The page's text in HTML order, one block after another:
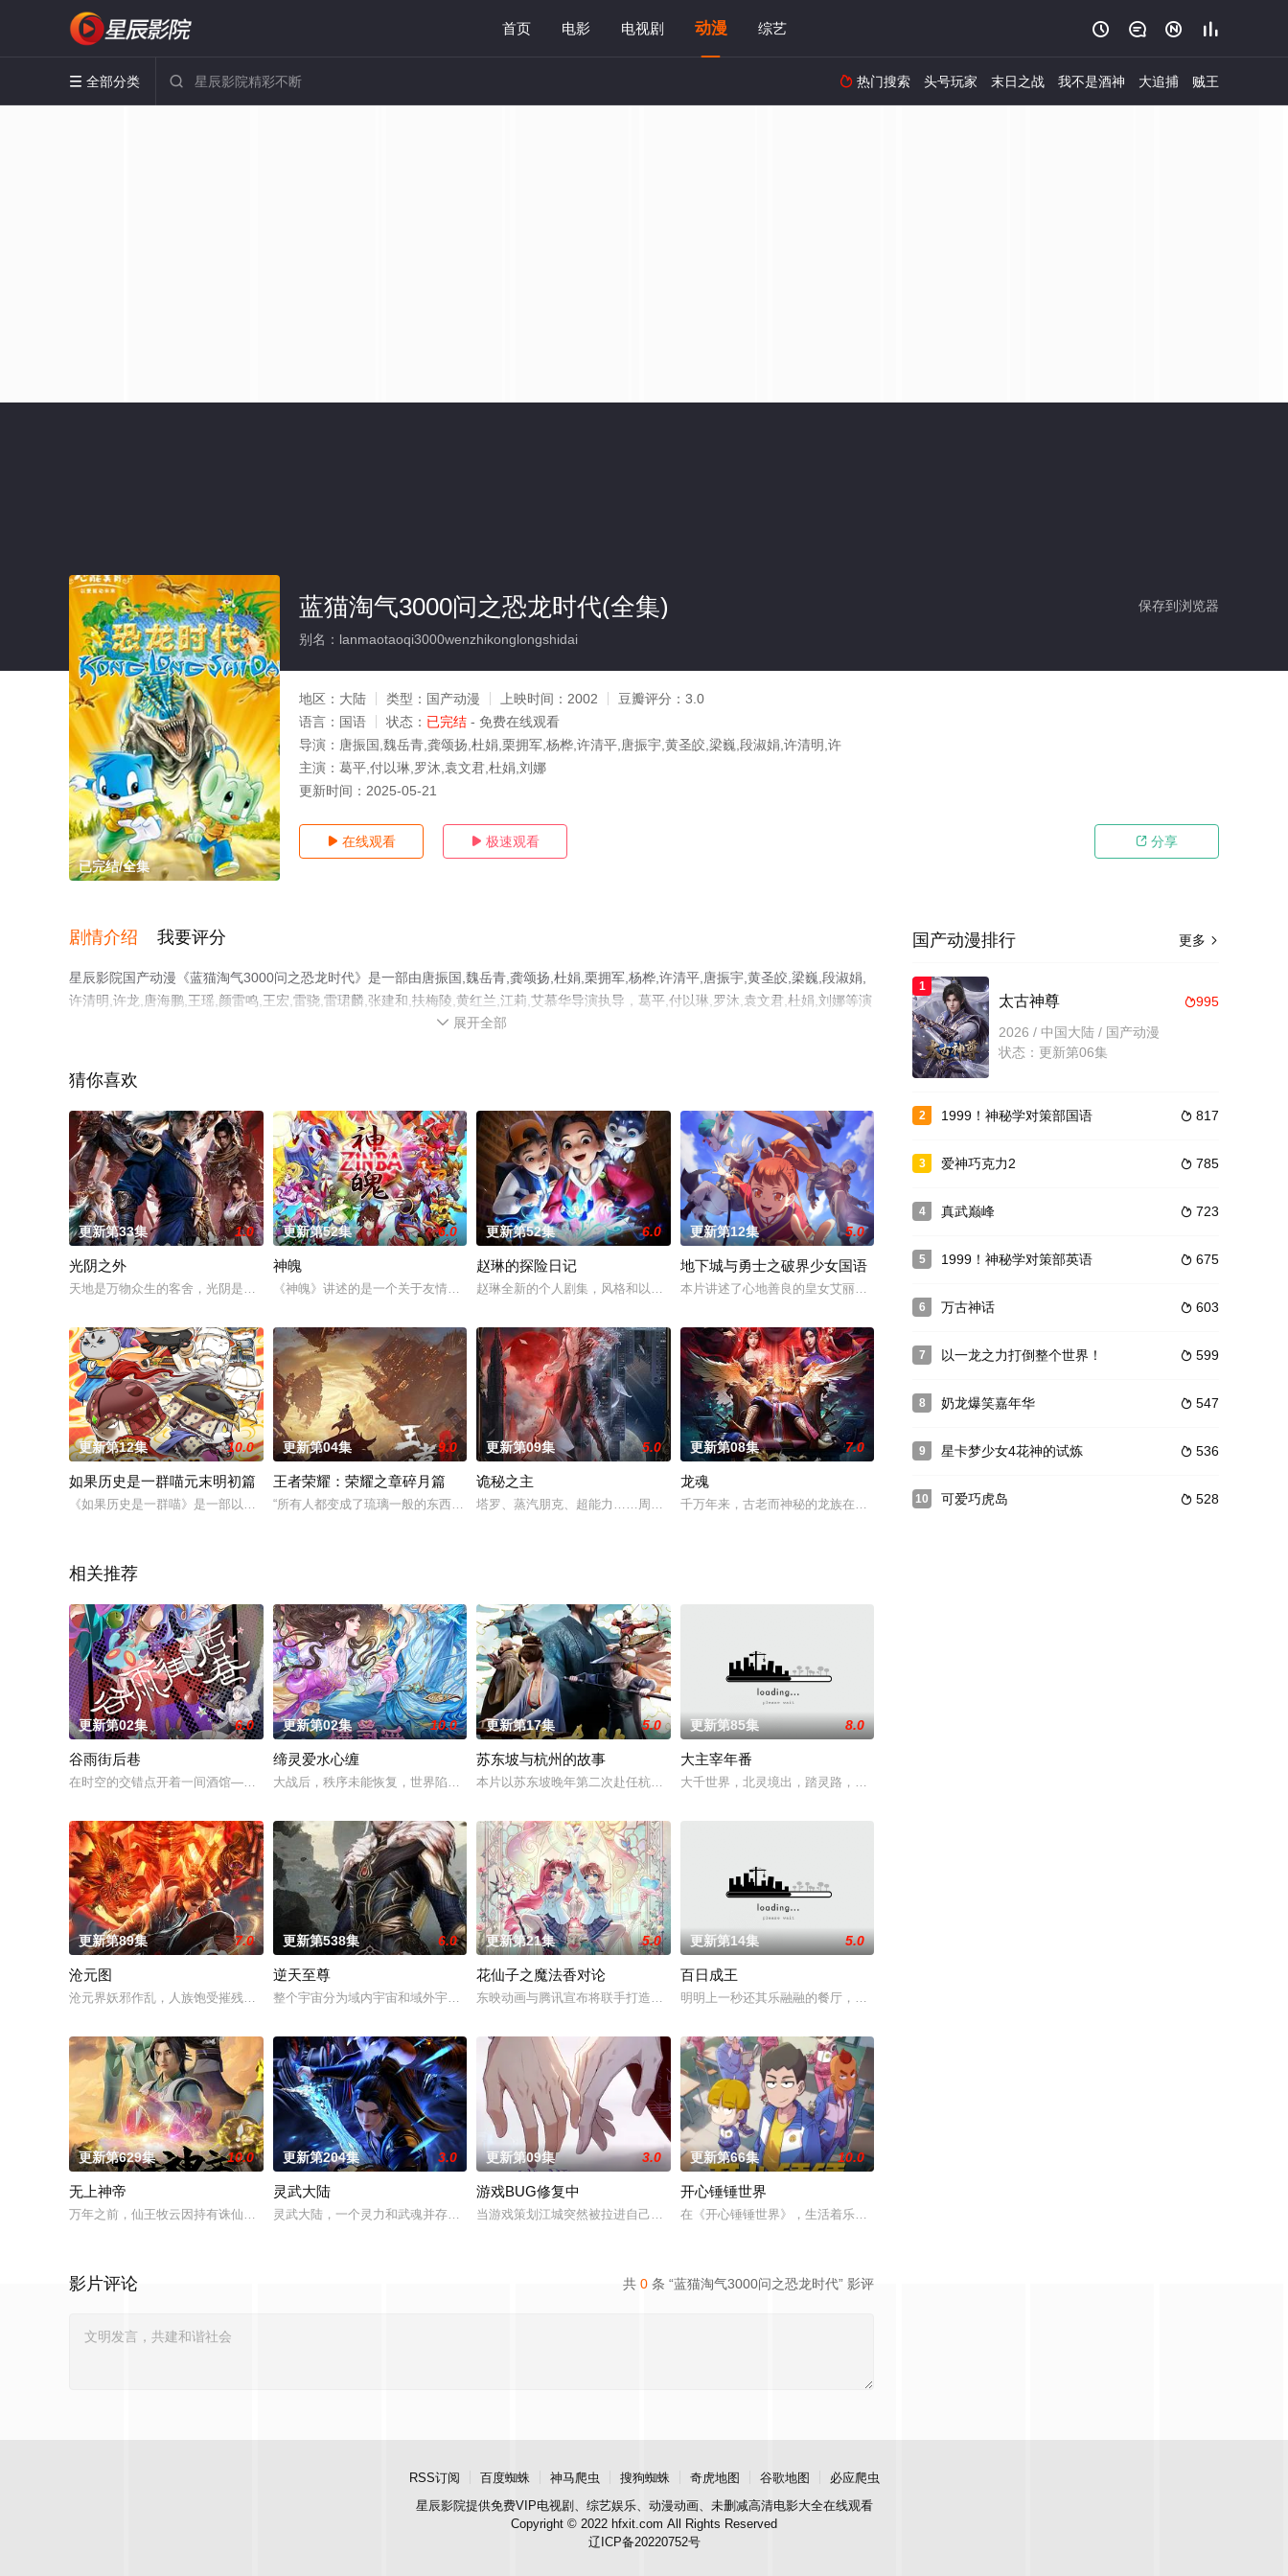
首页 电影 电视剧 动漫 综艺    
 全部分类   热门搜索 头号玩家 末日之战 我不是酒神 大追捕 贼王
已完结/全集
保存到浏览器
蓝猫淘气3000问之恐龙时代(全集)
别名：lanmaotaoqi3000wenzhikonglongshidai
地区： 大陆 类型： 国产动漫 上映时间： 2002 豆瓣评分： 3.0
语言： 国语 状态： 已完结 - 免费在线观看
导演： 唐振国,魏岳青,龚颂扬,杜娟,栗拥军,杨桦,许清平,唐振宇,黄圣皎,梁巍,段淑娟,许清明,许
主演： 葛平,付以琳,罗沐,袁文君,杜娟,刘娜
更新时间： 2025-05-21
 在线观看  极速观看  分享
剧情介绍 我要评分
星辰影院国产动漫《蓝猫淘气3000问之恐龙时代》是一部由唐振国,魏岳青,龚颂扬,杜娟,栗拥军,杨桦,许清平,唐振宇,黄圣皎,梁巍,段淑娟,
许清明,许龙,唐海鹏,王瑶,颜雷鸣,王宏,雷骁,雷珺麟,张建和,扶梅陵,黄红兰,江莉,艾慕华导演执导，葛平,付以琳,罗沐,袁文君,杜娟,刘娜等演
员精彩演绎的大陆动漫，大结局剧情已揭晓（已完结），手机免费观看高清无删减完整版动漫全集就上星辰影视，更多相关信息可移步至
 展开全部
猜你喜欢
更新第33集 1.0
光阴之外
天地是万物众生的客舍，光阴是古往今来的过客。苍天残面张开诡异之眼，所视之处生灵涂炭，化为永恒的禁区。末世之中，因
更新第52集 6.0
神魄
《神魄》讲述的是一个关于友情和勇气的故事。主人公天宇从现实世界被召唤到一个神奇的国度——托里亚国，成为可以和神魄
更新第52集 6.0
赵琳的探险日记
赵琳全新的个人剧集，风格和以前的熊出没剧集完全不同，同时虎妞也会回归。
更新第12集 5.0
地下城与勇士之破界少女国语
本片讲述了心地善良的皇女艾丽婕为了救伙伴从天界跌落到了海底世界阿拉德大陆，由此经历了一系列令她快
更新第12集 10.0
如果历史是一群喵元末明初篇
《如果历史是一群喵》是一部以华夏历史为主线的非严谨萌系动画，作品以风趣幽默的语言对历史事件进行了重新解读，更容易
更新第04集 9.0
王者荣耀：荣耀之章碎月篇
“所有人都变成了琉璃一般的东西，然后他们都消失了……“ 长安惊现幻境危机，各方势力潜滋暗长，马蹄疾乱、剑锋争鸣，
更新第09集 5.0
诡秘之主
塔罗、蒸汽朋克、超能力……周明瑞自异世界而来，加入了这个以疯狂与恐怖为底色的世界，成为了“克莱恩”。
更新第08集 7.0
龙魂
千万年来，古老而神秘的龙族在中土大陆繁衍生息。然而，神界的光魂与暗魂之争，也将龙族牵连其中。龙族
相关推荐
更新第02集 6.0
谷雨街后巷
在时空的交错点开着一间酒馆——谷雨街后巷。 无论城市的角落，还是繁星坠落的荒漠， 穿过现实的迷宫，欢迎光临“谷雨
更新第02集 10.0
缔灵爱水心缠
大战后，秩序未能恢复，世界陷入混乱。混沌从深渊崛起，黑暗如潮水般吞噬大地……缔默完成了命运的蜕变——她不再是被守
更新第17集 5.0
苏东坡与杭州的故事
本片以苏东坡晚年第二次赴任杭州，与老友佛印（一心想将苏东坡渡入佛门）、辽国女粉丝耶律云（原型为高丽使者之子金富轼
更新第85集 8.0
大主宰年番
大千世界，北灵境出，踏灵路，伐罗天，剑斩诛邪永定乾坤，万道争锋吾为主率!
更新第89集 7.0
沧元图
沧元界妖邪作乱，人族饱受摧残，主角孟川自小立下为母复仇的誓言，以镜湖道院为起点，凭借坚毅无畏的心志与利落果决的刀
更新第538集 6.0
逆天至尊
整个宇宙分为域内宇宙和域外宇宙，两个宇宙彼此为敌，域外宇宙由天魔统治，域内宇宙分为神界，仙界，凡间。 在宇宙中，
更新第21集 5.0
花仙子之魔法香对论
东映动画与腾讯宣布将联手打造『花仙子』全新动画
更新第14集 5.0
百日成王
明明上一秒还其乐融融的餐厅，下一秒竟然血流成河……明明是爱民如子的君王下一秒竟然变成嗜血凶兽……“
更新第629集 10.0
无上神帝
万年之前，仙王牧云因持有诛仙图而遭人暗算，残魂沉睡万年之后，在天运大陆南云帝国有名的“废物牧云”身上觉醒。牧云初
更新第204集 3.0
灵武大陆
灵武大陆，一个灵力和武魂并存的世界，灵修一念动山河，武者徒手撕天地。星辰镇昔日天才辰天，十岁后武魂沉寂、灵海枯竭
更新第09集 3.0
游戏BUG修复中
当游戏策划江城突然被拉进自己精心打造的数字世界时，他原本以为能在这片熟悉的地方游刃有余。然而，令他震惊的是，游戏
更新第66集 10.0
开心锤锤世界
在《开心锤锤世界》，生活着乐观善良的少年锤锤和他性格各异的家人朋友们，他们在日常琐事中脑洞大开，
共 0 条 “蓝猫淘气3000问之恐龙时代” 影评
影片评论
更多 
国产动漫排行
1
995
太古神尊
2026 / 中国大陆 / 国产动漫
状态：更新第06集
2  817
1999！神秘学对策部国语
3  785
爱神巧克力2
4  723
真武巅峰
5  675
1999！神秘学对策部英语
6  603
万古神话
7  599
以一龙之力打倒整个世界！
8  547
奶龙爆笑嘉年华
9  536
星卡梦少女4花神的试炼
10  528
可爱巧虎岛
RSS订阅 百度蜘蛛 神马爬虫 搜狗蜘蛛 奇虎地图 谷歌地图
必应爬虫
星辰影院提供免费VIP电视剧、综艺娱乐、动漫动画、未删减高清电影大全在线观看
Copyright © 2022 hfxit.com All Rights Reserved
辽ICP备20220752号